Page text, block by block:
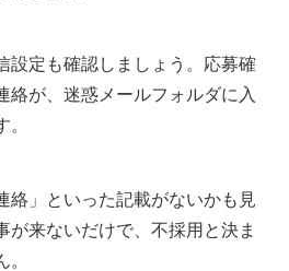
設定も確認しましょう。応募確
絡が、迷惑メールフォルダに入
絡」といった記載がないかも見
が来ないだけで、不採用と決ま